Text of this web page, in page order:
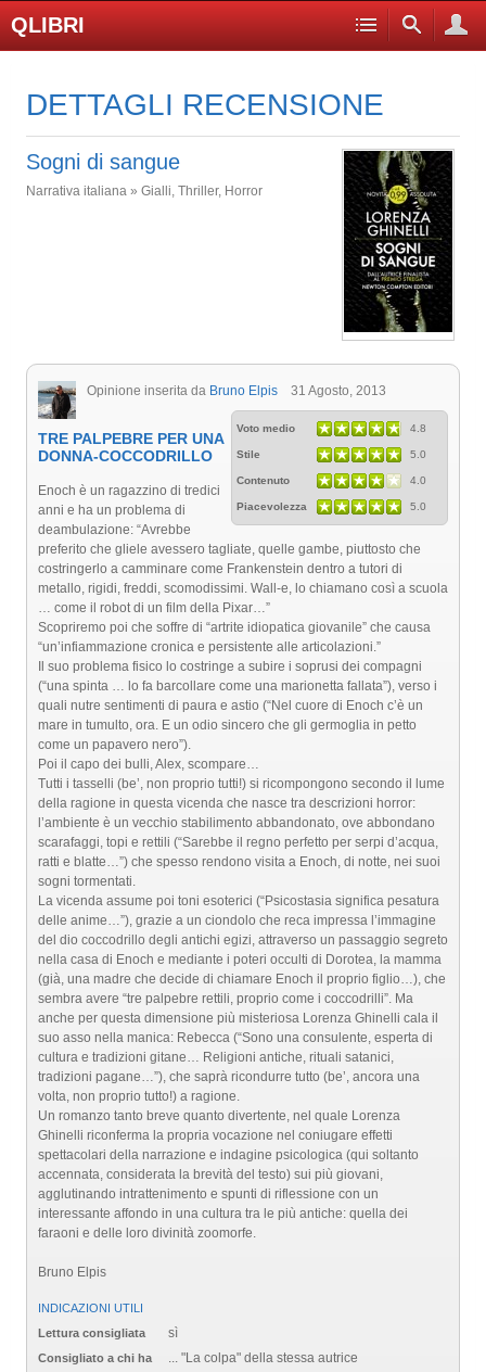
QLIBRI
DETTAGLI RECENSIONE
Sogni di sangue
Narrativa italiana » Gialli, Thriller, Horror
Opinione inserita da Bruno Elpis 31 Agosto, 2013
Voto medio 4.8
Stile 5.0
Contenuto 4.0
Piacevolezza 5.0
TRE PALPEBRE PER UNA
DONNA-COCCODRILLO
Enoch è un ragazzino di tredici
anni e ha un problema di
deambulazione: “Avrebbe
preferito che gliele avessero tagliate, quelle gambe, piuttosto che
costringerlo a camminare come Frankenstein dentro a tutori di
metallo, rigidi, freddi, scomodissimi. Wall-e, lo chiamano così a scuola
… come il robot di un film della Pixar…”
Scopriremo poi che soffre di “artrite idiopatica giovanile” che causa
“un’infiammazione cronica e persistente alle articolazioni.”
Il suo problema fisico lo costringe a subire i soprusi dei compagni
(“una spinta … lo fa barcollare come una marionetta fallata”), verso i
quali nutre sentimenti di paura e astio (“Nel cuore di Enoch c’è un
mare in tumulto, ora. E un odio sincero che gli germoglia in petto
come un papavero nero”).
Poi il capo dei bulli, Alex, scompare…
Tutti i tasselli (be’, non proprio tutti!) si ricompongono secondo il lume
della ragione in questa vicenda che nasce tra descrizioni horror:
l’ambiente è un vecchio stabilimento abbandonato, ove abbondano
scarafaggi, topi e rettili (“Sarebbe il regno perfetto per serpi d’acqua,
ratti e blatte…”) che spesso rendono visita a Enoch, di notte, nei suoi
sogni tormentati.
La vicenda assume poi toni esoterici (“Psicostasia significa pesatura
delle anime…”), grazie a un ciondolo che reca impressa l’immagine
del dio coccodrillo degli antichi egizi, attraverso un passaggio segreto
nella casa di Enoch e mediante i poteri occulti di Dorotea, la mamma
(già, una madre che decide di chiamare Enoch il proprio figlio…), che
sembra avere “tre palpebre rettili, proprio come i coccodrilli”. Ma
anche per questa dimensione più misteriosa Lorenza Ghinelli cala il
suo asso nella manica: Rebecca (“Sono una consulente, esperta di
cultura e tradizioni gitane… Religioni antiche, rituali satanici,
tradizioni pagane…”), che saprà ricondurre tutto (be’, ancora una
volta, non proprio tutto!) a ragione.
Un romanzo tanto breve quanto divertente, nel quale Lorenza
Ghinelli riconferma la propria vocazione nel coniugare effetti
spettacolari della narrazione e indagine psicologica (qui soltanto
accennata, considerata la brevità del testo) sui più giovani,
agglutinando intrattenimento e spunti di riflessione con un
interessante affondo in una cultura tra le più antiche: quella dei
faraoni e delle loro divinità zoomorfe.
Bruno Elpis
INDICAZIONI UTILI
Lettura consigliata
sì
Consigliato a chi ha
... "La colpa" della stessa autrice